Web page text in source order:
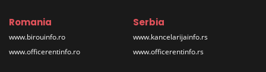
Romania
www.birouinfo.ro
www.officerentinfo.ro
Serbia
www.kancelarijainfo.rs
www.officerentinfo.rs